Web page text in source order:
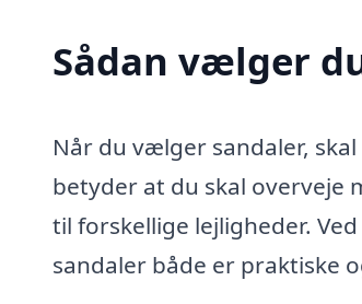
Sådan vælger
Når du vælger sandaler,
betyder at du skal overveje
til forskellige lejligheder.
sandaler både er praktiske